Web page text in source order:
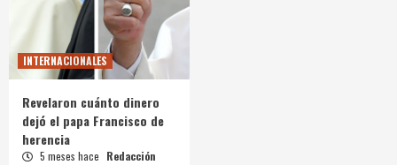
INTERNACIONALES
Revelaron cuánto dinero
dejó el papa Francisco de
herencia
5 meses hace Redacción